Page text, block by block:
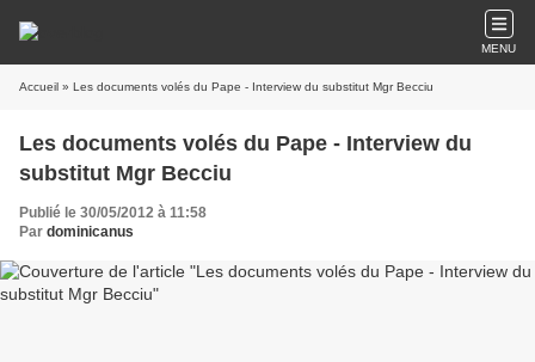
MENU
Accueil » Les documents volés du Pape - Interview du substitut Mgr Becciu
Les documents volés du Pape - Interview du
substitut Mgr Becciu
Publié le 30/05/2012 à 11:58
Par dominicanus